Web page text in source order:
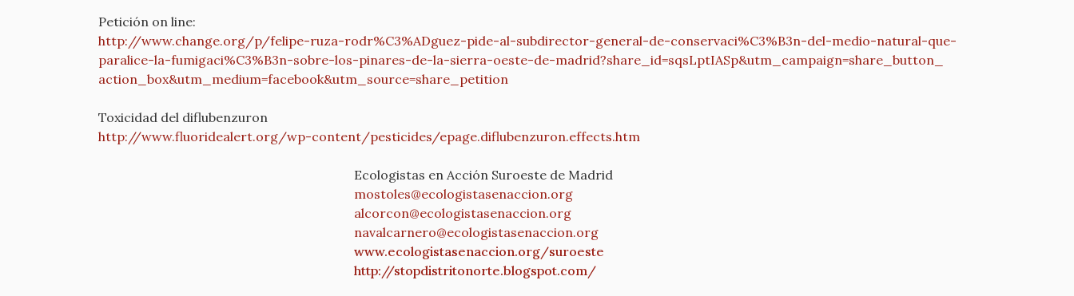
Petición on line:
http://www.change.org/p/felipe-ruza-rodr%C3%ADguez-pide-al-subdirector-general-de-conservaci%C3%B3n-del-medio-natural-que-
paralice-la-fumigaci%C3%B3n-sobre-los-pinares-de-la-sierra-oeste-de-madrid?share_id=sqsLptIASp&utm_campaign=share_button_
action_box&utm_medium=facebook&utm_source=share_ petition
Toxicidad del diflubenzuron
http://www.fluoridealert.org/wp-content/pesticides/epage.diflubenzuron.effects.htm
Ecologistas en Acción Suroeste de Madrid
mostoles@ecologistasenaccion.org
alcorcon@ecologistasenaccion.org
navalcarnero@ecologistasenaccion.org
www.ecologistasenaccion.org/suroeste
http://stopdistritonorte.blogspot.com/